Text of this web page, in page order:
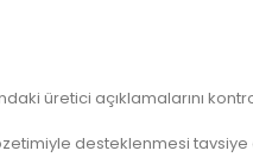
üretici açıklamalarını
desteklenmesi tavsiye